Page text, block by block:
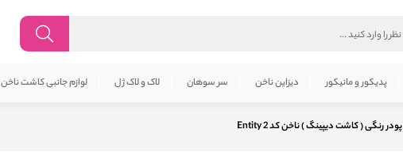
پدیکور و مانیکور دیزاین ناخن سر سوهان لاک و لاک ژل لوازم جانبی کاشت ناخن
پودر رنگی ( کاشت دیپینگ ) ناخن کد 2 Entity